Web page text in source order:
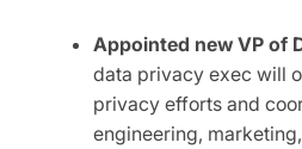
Appointed new VP of
data privacy exec will
privacy efforts and
engineering,